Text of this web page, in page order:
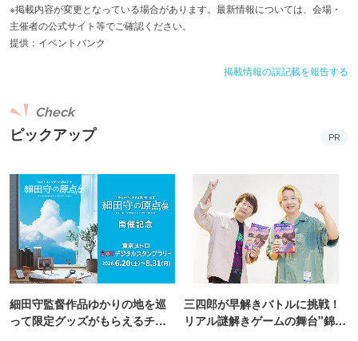
※掲載内容が変更となっている場合があります。最新情報については、会場・
主催者の公式サイト等でご確認ください。
提供：イベントバンク
掲載情報の誤記載を報告する
ピックアップ
Check
PR
細田守監督作品ゆかりの地を巡
って限定グッズがもらえるチャ
三四郎が早解きバトルに挑戦！
リアル謎解きゲームの舞台"錦糸